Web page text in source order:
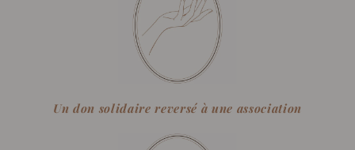
Un don solidaire reversé à une association